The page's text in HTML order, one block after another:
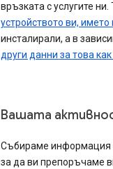
връзката с услугите
устройството ви,
инсталирали, а в
други данни за това
Вашата
Събираме информация
за да ви препоръчаме